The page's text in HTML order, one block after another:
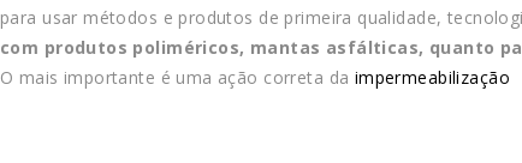
para usar métodos e produtos de primeira qualidade,
com produtos poliméricos, mantas asfálticas, quanto
O mais importante é uma ação correta da impermeabilização